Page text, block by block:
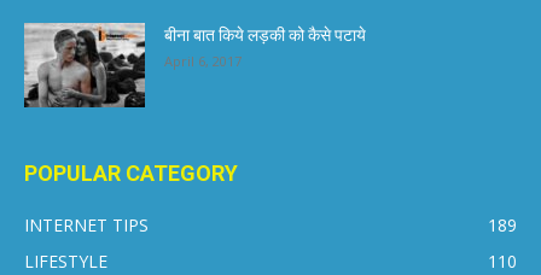
बीना बात किये लड़की को कैसे पटाये
April 6, 2017
POPULAR CATEGORY
INTERNET TIPS
189
LIFESTYLE
110